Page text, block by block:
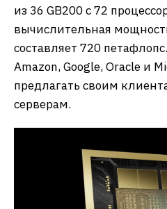
из 36 GB200 с 72
вычислительная
составляет 720
Amazon, Google, Oracle и
предлагать своим
серверам.